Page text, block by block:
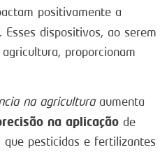
positivamente a
. Esses dispositivos, ao serem
proporcionam
na agriculturaaumenta
na aplicação de
que pesticidas e fertilizantes